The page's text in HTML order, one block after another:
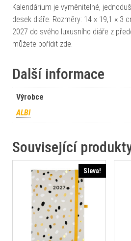
Kalendárium je vyměnitelné,
desek diáře. Rozměry: 14 × 19,1 × 3
2027 do svého luxusního diáře z
můžete pořídit zde.
Další informace
Výrobce
ALBI
Související
Sleva!